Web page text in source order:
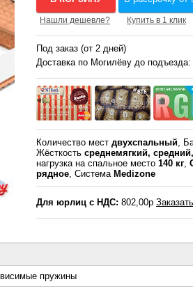
Нашли дешевле? Купить в 1 клик
Под заказ (от 2 дней)
Доставка по Могилёву до подъезда:
Количество местдвухспальный,
Жёсткостьсреднемягкий,
нагрузка на спальное место140 кг,
рядное, Система Medizone
Для юрлиц с НДС: 802,00р
пружины